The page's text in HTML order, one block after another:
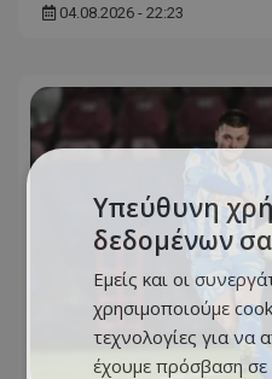
04.08.2026 - 22:23
Υπεύθυνη
δεδομένων
Εμείς και οι
χρησιμοποιούμε
τεχνολογίες για να
έχουμε πρόσβαση